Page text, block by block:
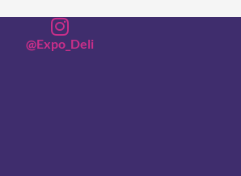
@Expo_Deli